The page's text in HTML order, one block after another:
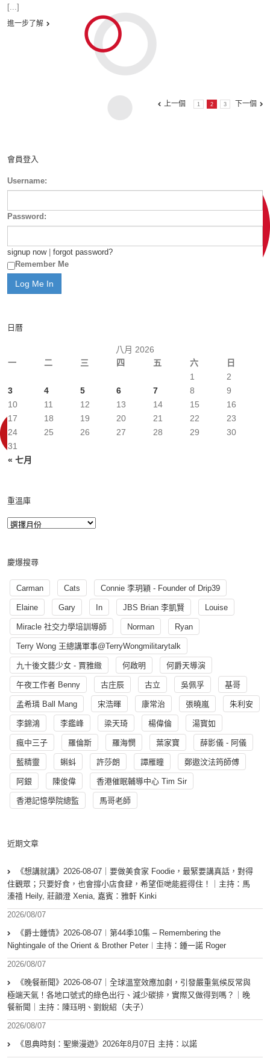
[...]
進一步了解
上一個 1 2 3 下一個
會員登入
Username:
Password:
signup now| forgot password?
Remember Me
日曆
八月 2026
一
二 三 四 五 六 日
« 七月
1
2
3
4 5 6 7 8
9
10
11 12 13 14 15
16
17
18 19 20 21 22
23
24
25 26 27 28 29
30
31
重溫庫
慶爆搜尋
Carman Cats Connie 李玥穎 - Founder of Drip39
Elaine Gary In JBS Brian 李凱賢 Louise
Miracle 社交力學培訓導師 Norman Ryan
Terry Wong 王總講軍事@TerryWongmilitarytalk
九十後文藝少女 - 賈雅緻 何啟明 何爵天導演
午夜工作者 Benny 古庄辰 古立 吳佩孚 基哥
孟希璘 Ball Mang 宋浩暉 康常治 張曉嵐 朱利安
李錦鴻 李鑑峰 梁天琦 楊偉倫 湯寳如
瘋中三子 羅倫斯 羅海憫 葉家寶 薛影儀 - 阿儀
藍精靈 蝌蚪 許莎朗 譚雁瞳 鄭遨汶法筠師傅
阿銀 陳俊偉 香港催眠輔導中心 Tim Sir
香港記憶學院總監 馬哥老師
近期文章
《想講就講》2026-08-07｜要做美食家 Foodie，最緊要講真話，對得
住觀眾；只要好食，也會撐小店食肆，希望佢哋能捱得住！｜主持：馬
溱禧 Heily, 莊韻澄 Xenia, 嘉賓：雅軒 Kinki
2026/08/07
《爵士鍾情》2026-08-07︱第44季10集 – Remembering the
Nightingale of the Orient & Brother Peter︱主持：鍾一諾 Roger
2026/08/07
《晚餐新聞》2026-08-07｜全球溫室效應加劇，引發嚴重氣候反常與
極端天氣！各地口號式的綠色出行、減少碳排，實際又做得到嗎？｜晚
餐新聞｜主持：陳珏明、劉銳紹（夫子）
2026/08/07
《恩典時刻：聖樂漫遊》2026年8月07日 主持：以諾